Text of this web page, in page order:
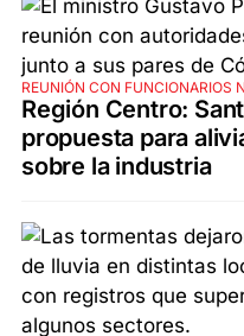
REUNIÓN CON FUNCIONARIOS
Región Centro:
propuesta para
sobre la industria